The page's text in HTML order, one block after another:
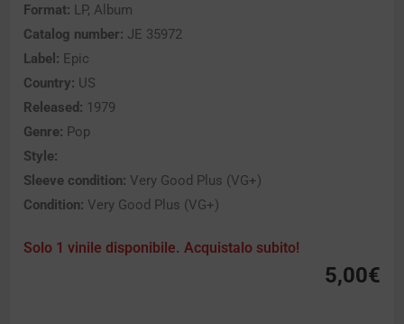
Format: LP, Album
Catalog number: JE 35972
Label: Epic
Country: US
Released: 1979
Genre: Pop
Style:
Sleeve condition: Very Good Plus (VG+)
Condition: Very Good Plus (VG+)
Solo 1 vinile disponibile. Acquistalo subito!
5,00€